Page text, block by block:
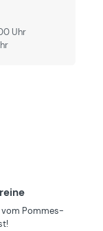
Uhr
Pommes-